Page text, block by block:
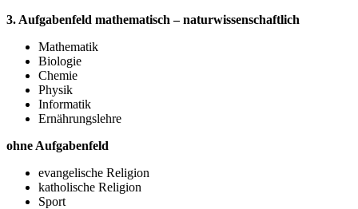
3. Aufgabenfeld mathematisch – naturwissenschaftlich
Mathematik
Biologie
Chemie
Physik
Informatik
Ernährungslehre
ohne Aufgabenfeld
evangelische Religion
katholische Religion
Sport